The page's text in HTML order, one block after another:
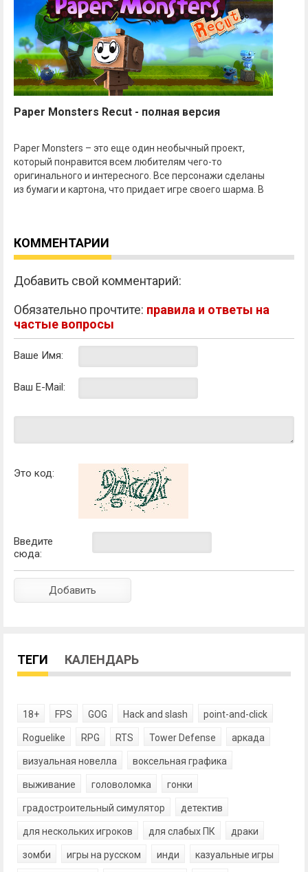
Paper Monsters Recut - полная версия
Paper Monsters – это еще один необычный проект,
который понравится всем любителям чего-то
оригинального и интересного. Все персонажи сделаны
из бумаги и картона, что придает игре своего шарма. В
КОММЕНТАРИИ
Добавить свой комментарий:
Обязательно прочтите: правила и ответы на
частые вопросы
Ваше Имя:
Ваш E-Mail:
Это код:
Введите
сюда:
ТЕГИ КАЛЕНДАРЬ
18+ FPS GOG Hack and slash point-and-click
Roguelike RPG RTS Tower Defense аркада
визуальная новелла воксельная графика
выживание головоломка гонки
градостроительный симулятор детектив
для нескольких игроков для слабых ПК драки
зомби игры на русском инди казуальные игры